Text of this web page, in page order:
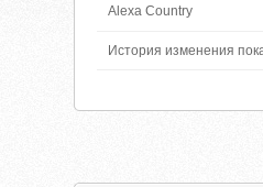
Alexa Country
История изменения